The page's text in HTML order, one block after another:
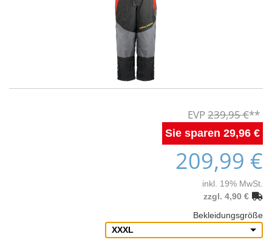
239,95 €
29,96 €
209,99 €
inkl. 19% MwSt.
zzgl. 4,90 €
Bekleidungsgröße
XXXL